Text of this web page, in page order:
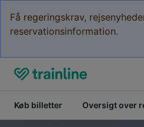
Få regeringskrav,
reservationsinformation.
Køb billetter Oversigt over